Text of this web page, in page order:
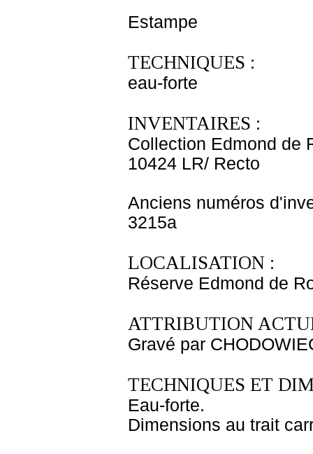
Estampe
TECHNIQUES :
eau-forte
INVENTAIRES :
Collection Edmond de
10424 LR/ Recto
Anciens numéros
3215a
LOCALISATION :
Réserve Edmond de
ATTRIBUTION
Gravé par
TECHNIQUES ET
Eau-forte.
Dimensions au trait